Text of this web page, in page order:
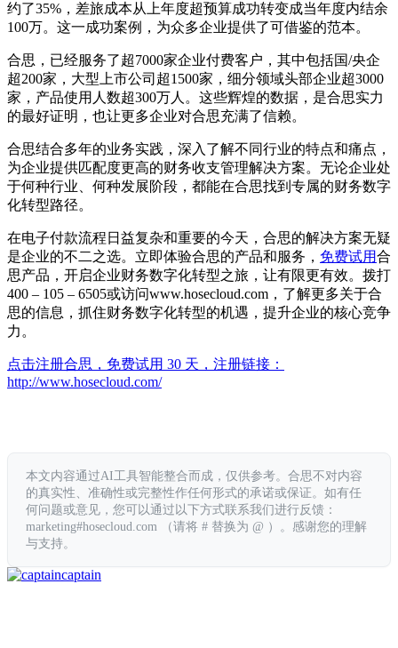
约了35%，差旅成本从上年度超预算成功转变成当年度内结余
100万。这一成功案例，为众多企业提供了可借鉴的范本。
合思，已经服务了超7000家企业付费客户，其中包括国/央企
超200家，大型上市公司超1500家，细分领域头部企业超3000
家，产品使用人数超300万人。这些辉煌的数据，是合思实力
的最好证明，也让更多企业对合思充满了信赖。
合思结合多年的业务实践，深入了解不同行业的特点和痛点，
为企业提供匹配度更高的财务收支管理解决方案。无论企业处
于何种行业、何种发展阶段，都能在合思找到专属的财务数字
化转型路径。
在电子付款流程日益复杂和重要的今天，合思的解决方案无疑
是企业的不二之选。立即体验合思的产品和服务， 免费试用合
思产品，开启企业财务数字化转型之旅，让有限更有效。拨打
400 – 105 – 6505或访问www.hosecloud.com，了解更多关于合
思的信息，抓住财务数字化转型的机遇，提升企业的核心竞争
力。
点击注册合思，免费试用 30 天，注册链接：
http://www.hosecloud.com/
本文内容通过AI工具智能整合而成，仅供参考。合思不对内容
的真实性、准确性或完整性作任何形式的承诺或保证。如有任
何问题或意见，您可以通过以下方式联系我们进行反馈：
marketing#hosecloud.com （请将 # 替换为 @ ）。感谢您的理解
与支持。
captain